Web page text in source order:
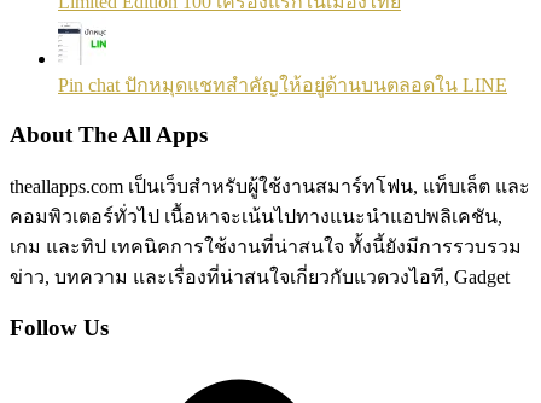
Pin chat ปักหมุดแชทสำคัญให้อยู่ด้านบนตลอดใน LINE
About The All Apps
theallapps.com เป็นเว็บสำหรับผู้ใช้งานสมาร์ทโฟน, แท็บเล็ต และ
คอมพิวเตอร์ทั่วไป เนื้อหาจะเน้นไปทางแนะนำแอปพลิเคชัน,
เกม และทิป เทคนิคการใช้งานที่น่าสนใจ ทั้งนี้ยังมีการรวบรวม
ข่าว, บทความ และเรื่องที่น่าสนใจเกี่ยวกับแวดวงไอที, Gadget
Follow Us